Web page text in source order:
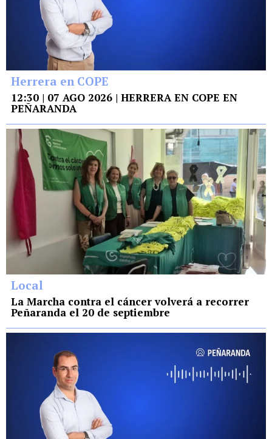
Herrera en COPE
12:30 | 07 AGO 2026 | HERRERA EN COPE EN
PEÑARANDA
Local
La Marcha contra el cáncer volverá a recorrer
Peñaranda el 20 de septiembre